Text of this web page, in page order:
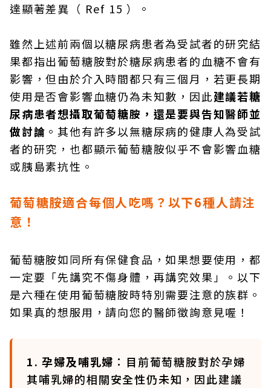
達顯著差異（ Ref 15 ）。
雖然上述前兩個以糖尿病患者為受試者的研究結
果都指出葡萄糖胺對於糖尿病患者的血糖不會有
影響，但由於介入時間都只有三個月，若更長期
使用是否會影響血糖仍為未知數，因此建議若糖
尿病患者想攝取葡萄糖胺，還是要與告知醫師並
做討論 。其他有許多以無糖尿病的健康人為受試
者的研究，也都顯示葡萄糖胺似乎不會影響血糖
或胰島素抗性。
葡萄糖胺適合每個人吃嗎？以下6種人請注
意！
葡萄糖胺如同所有保健食品，如果想要使用，都
一定要「先講究不傷身體，再講究效果」。以下
是六種在使用葡萄糖胺時特別需要注意的族群。
如果真的想服用，請向您的醫師徵詢意見喔！
1. 孕婦及哺乳婦 ：目前葡萄糖胺對於孕婦
其哺乳婦的相關安全性仍未知，因此建議